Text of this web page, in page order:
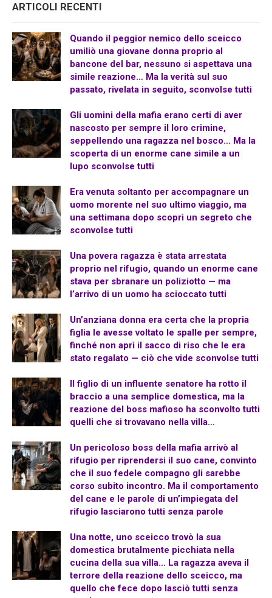
ARTICOLI RECENTI
Quando il peggior nemico dello sceicco
umiliò una giovane donna proprio al
bancone del bar, nessuno si aspettava una
simile reazione… Ma la verità sul suo
passato, rivelata in seguito, sconvolse tutti
Gli uomini della mafia erano certi di aver
nascosto per sempre il loro crimine,
seppellendo una ragazza nel bosco… Ma la
scoperta di un enorme cane simile a un
lupo sconvolse tutti
Era venuta soltanto per accompagnare un
uomo morente nel suo ultimo viaggio, ma
una settimana dopo scoprì un segreto che
sconvolse tutti
Una povera ragazza è stata arrestata
proprio nel rifugio, quando un enorme cane
stava per sbranare un poliziotto — ma
l’arrivo di un uomo ha scioccato tutti
Un’anziana donna era certa che la propria
figlia le avesse voltato le spalle per sempre,
finché non aprì il sacco di riso che le era
stato regalato — ciò che vide sconvolse tutti
Il figlio di un influente senatore ha rotto il
braccio a una semplice domestica, ma la
reazione del boss mafioso ha sconvolto tutti
quelli che si trovavano nella villa…
Un pericoloso boss della mafia arrivò al
rifugio per riprendersi il suo cane, convinto
che il suo fedele compagno gli sarebbe
corso subito incontro. Ma il comportamento
del cane e le parole di un’impiegata del
rifugio lasciarono tutti senza parole
Una notte, uno sceicco trovò la sua
domestica brutalmente picchiata nella
cucina della sua villa… La ragazza aveva il
terrore della reazione dello sceicco, ma
quello che fece dopo lasciò tutti senza